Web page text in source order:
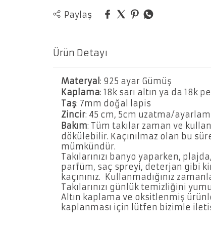
Paylaş
Ürün Detayı
Materyal: 925 ayar Gümüş
Kaplama: 18k sarı altın ya da 18k
Taş: 7mm doğal lapis
Zincir: 45 cm, 5cm uzatma/
Bakım: Tüm takılar zaman ve
dökülebilir. Kaçınılmaz olan bu
mümkündür.
Takılarınızı banyo yaparken,
parfüm, saç spreyi, deterjan gibi
kaçınınız. Kullanmadığınız
Takılarınızı günlük temizliğini
Altın kaplama ve oksitlenmiş
kaplanması için lütfen bizimle